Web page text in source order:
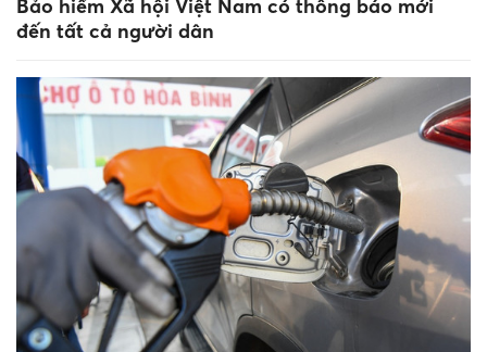
Bảo hiểm Xã hội Việt Nam có thông báo mới
đến tất cả người dân